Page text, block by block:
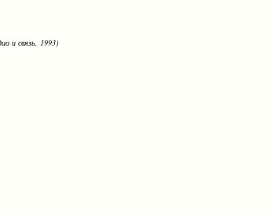
и связь, 1993)